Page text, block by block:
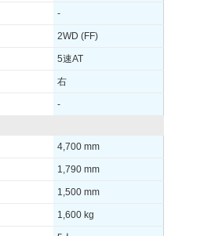
-
2WD (FF)
5速AT
右
-
4,700 mm
1,790 mm
1,500 mm
1,600 kg